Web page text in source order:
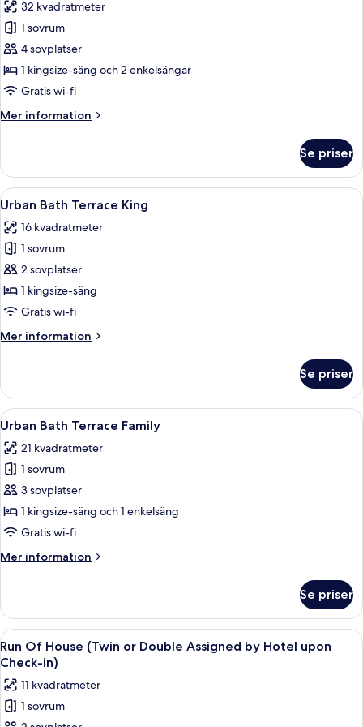
foton
för
Deluxe
Quad
32 kvadratmeter
1 sovrum
4 sovplatser
1 kingsize-säng och 2 enkelsängar
Gratis wi-fi
Mer information
Mer
Quad
Se priser
Öppna
alla
foton
för
Urban
Bath
Terrace
En takterrass med möbler i rotting
9
Urban Bath Terrace King
16 kvadratmeter
1 sovrum
2 sovplatser
1 kingsize-säng
Gratis wi-fi
Mer information
Mer
Bath
Terrace
King
Se priser
Öppna
alla
foton
för
Urban
Bath
Terrace
Urban Bath Terrace Family |
8
Urban Bath Terrace Family
21 kvadratmeter
1 sovrum
3 sovplatser
1 kingsize-säng och 1 enkelsäng
Gratis wi-fi
Mer information
Mer
Bath
Terrace
Family
Se priser
Öppna
alla
foton
för
Run
Ett hotellrum med en säng, en vit
6
Run Of House (Twin or Double Assigned by Hotel upon
Check-in)
11 kvadratmeter
1 sovrum